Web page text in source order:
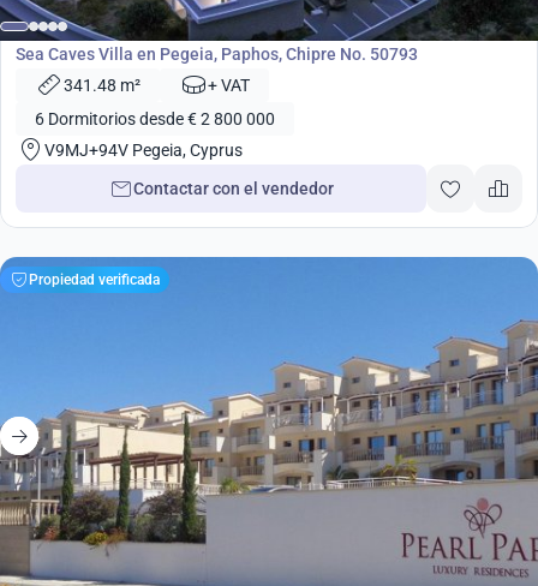
Desarrollo
Sea Caves Villa en Pegeia, Paphos, Chipre No. 50793
341.48 m²
+ VAT
6 Dormitorios desde € 2 800 000
V9MJ+94V Pegeia, Cyprus
Contactar con el vendedor
Propiedad verificada
315 000